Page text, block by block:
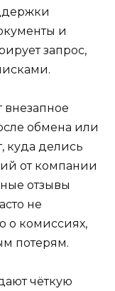
и
запрос,
внезапное
обмена или
куда делись
от компании
отзывы
не
о комиссиях,
потерям.
чёткую